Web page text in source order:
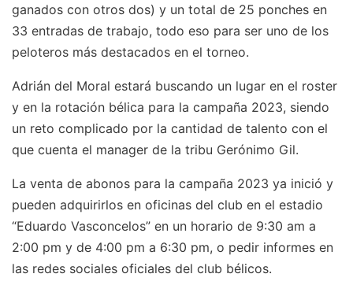
ganados con otros dos) y un total de 25 ponches en
33 entradas de trabajo, todo eso para ser uno de los
peloteros más destacados en el torneo.
Adrián del Moral estará buscando un lugar en el roster
y en la rotación bélica para la campaña 2023, siendo
un reto complicado por la cantidad de talento con el
que cuenta el manager de la tribu Gerónimo Gil.
La venta de abonos para la campaña 2023 ya inició y
pueden adquirirlos en oficinas del club en el estadio
“Eduardo Vasconcelos” en un horario de 9:30 am a
2:00 pm y de 4:00 pm a 6:30 pm, o pedir informes en
las redes sociales oficiales del club bélicos.